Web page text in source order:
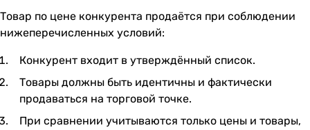
Товар по цене конкурента продаётся при соблюдении
нижеперечисленных условий:
Конкурент входит в утверждённый список.
Товары должны быть идентичны и фактически
продаваться на торговой точке.
При сравнении учитываются только цены и товары,